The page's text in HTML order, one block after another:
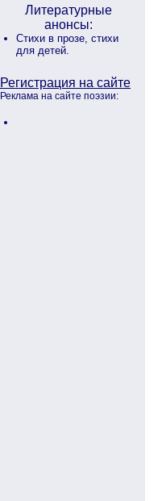
Литературные
анонсы:
Стихи в прозе, стихи
для детей.
Регистрация на сайте
Реклама на сайте поэзии: